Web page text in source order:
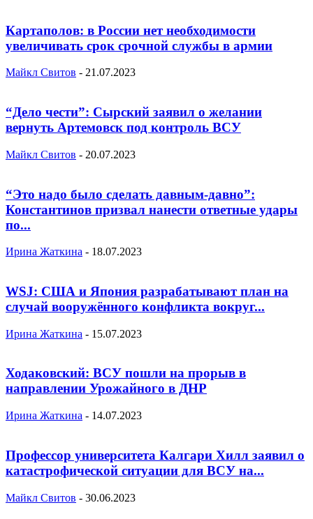
Картаполов: в России нет необходимости
увеличивать срок срочной службы в армии
Майкл Свитов - 21.07.2023
“Дело чести”: Сырский заявил о желании
вернуть Артемовск под контроль ВСУ
Майкл Свитов - 20.07.2023
“Это надо было сделать давным-давно”:
Константинов призвал нанести ответные удары
по...
Ирина Жаткина - 18.07.2023
WSJ: США и Япония разрабатывают план на
случай вооружённого конфликта вокруг...
Ирина Жаткина - 15.07.2023
Ходаковский: ВСУ пошли на прорыв в
направлении Урожайного в ДНР
Ирина Жаткина - 14.07.2023
Профессор университета Калгари Хилл заявил о
катастрофической ситуации для ВСУ на...
Майкл Свитов - 30.06.2023